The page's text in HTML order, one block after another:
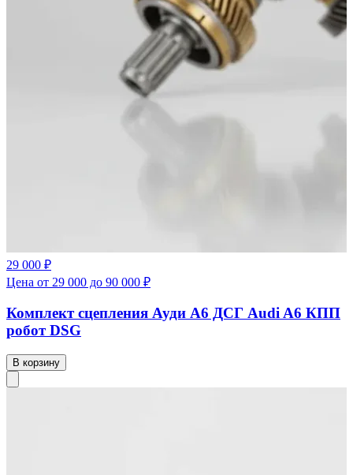
29 000 ₽
Цена от 29 000 до 90 000 ₽
Комплект сцепления Ауди А6 ДСГ Audi A6 КПП
робот DSG
В корзину